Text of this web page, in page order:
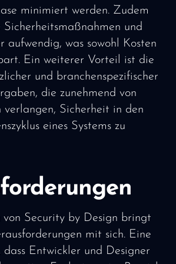
minimiert werden. Zudem
und
aufwendig, was sowohl Kosten
Ein weiterer Vorteil ist die
und branchenspezifischer
die zunehmend von
verlangen, Sicherheit in den
eines Systems zu
von Security by Design bringt
mit sich. Eine
Entwickler und Designer